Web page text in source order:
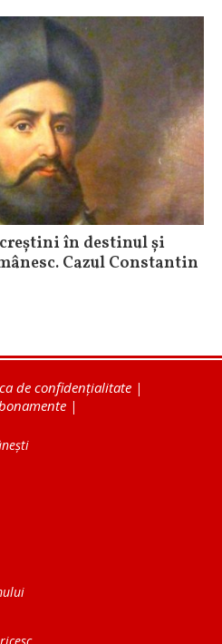
în destinul și
Cazul Constantin
de confidențialitate |
|